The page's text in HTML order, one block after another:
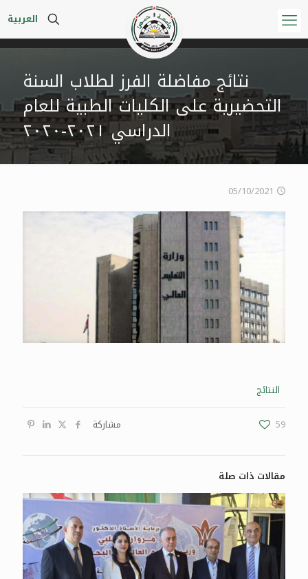
العربية
نتائج مفاضلة الفرز لطلاب السنة
التحضيرية على الكليات الطبية للعام
الدراسي ٢٠٢١-٢٠٢٠
05/10/2021
النتائج
مشاركة
59
مقالات ذات صلة